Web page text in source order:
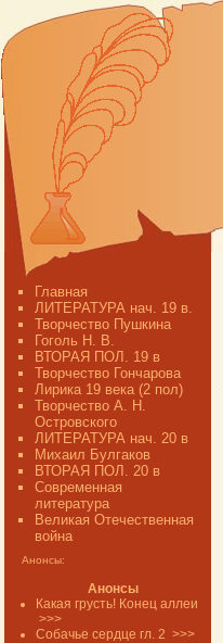
Главная
ЛИТЕРАТУРА нач. 19 в.
Творчество Пушкина
Гоголь Н. В.
ВТОРАЯ ПОЛ. 19 в
Творчество Гончарова
Лирика 19 века (2 пол)
Творчество А. Н.
Островского
ЛИТЕРАТУРА нач. 20 в
Михаил Булгаков
ВТОРАЯ ПОЛ. 20 в
Современная
литература
Великая Отечественная
война
Анонсы:
Анонсы
Какая грусть! Конец аллеи
>>>
Собачье сердце гл. 2 >>>